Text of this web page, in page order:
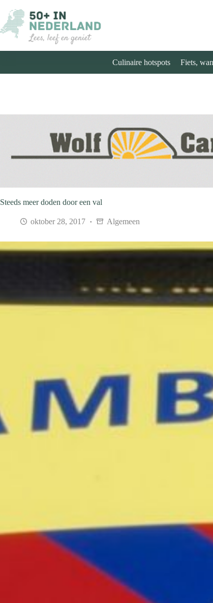
naar
de
inhoud
Culinaire hotspots Fiets,
Steeds meer doden door een val
oktober 28, 2017 Algemeen